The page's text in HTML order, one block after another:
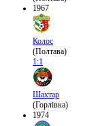
1967
Колос
(Полтава)
1:1
Шахтар
(Горлівка)
1974